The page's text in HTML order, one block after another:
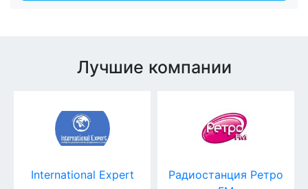
Лучшие компании
International Expert
Радиостанция Ретро